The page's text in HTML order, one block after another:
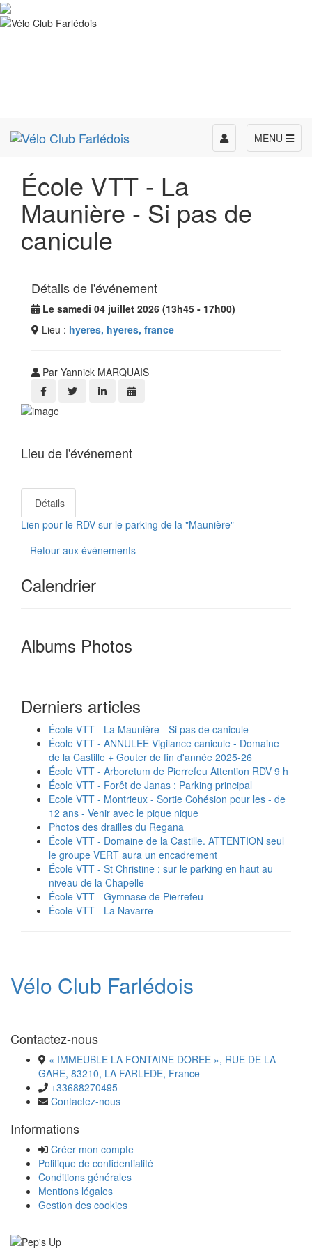
MENU
Toggle
navigation
École VTT - La
Maunière - Si pas de
canicule
Détails de l'événement
Le samedi 04 juillet 2026 (13h45 - 17h00)
Lieu : hyeres, hyeres, france
Par Yannick MARQUAIS
Lieu de l'événement
Détails
Lien pour le RDV sur le parking de la "Maunière"
Retour aux événements
Calendrier
Albums Photos
Derniers articles
École VTT - La Maunière - Si pas de canicule
École VTT - ANNULEE Vigilance canicule - Domaine
de la Castille + Gouter de fin d'année 2025-26
École VTT - Arboretum de Pierrefeu Attention RDV 9 h
École VTT - Forêt de Janas : Parking principal
Ecole VTT - Montrieux - Sortie Cohésion pour les - de
12 ans - Venir avec le pique nique
Photos des drailles du Regana
École VTT - Domaine de la Castille. ATTENTION seul
le groupe VERT aura un encadrement
École VTT - St Christine : sur le parking en haut au
niveau de la Chapelle
École VTT - Gymnase de Pierrefeu
École VTT - La Navarre
Vélo Club Farlédois
Contactez-nous
« IMMEUBLE LA FONTAINE DOREE », RUE DE LA
GARE, 83210, LA FARLEDE, France
+33688270495
Contactez-nous
Informations
Créer mon compte
Politique de confidentialité
Conditions générales
Mentions légales
Gestion des cookies